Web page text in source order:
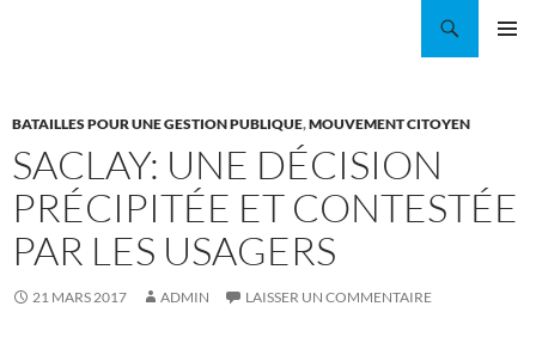
BATAILLES POUR UNE GESTION PUBLIQUE,MOUVEMENT CITOYEN
SACLAY: UNE DÉCISION
PRÉCIPITÉE ET CONTESTÉE
PAR LES USAGERS
21 MARS 2017 ADMIN LAISSER UN COMMENTAIRE